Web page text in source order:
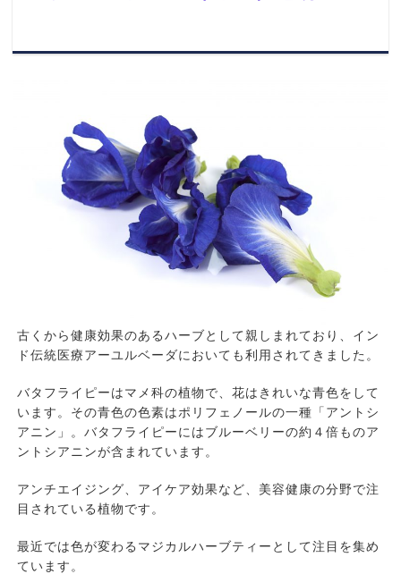
古くから健康効果のあるハーブとして親しまれており、イン
ド伝統医療アーユルベーダにおいても利用されてきました。
バタフライピーはマメ科の植物で、花はきれいな青色をして
います。その青色の色素はポリフェノールの一種「アントシ
アニン」。バタフライピーにはブルーベリーの約４倍ものア
ントシアニンが含まれています。
アンチエイジング、アイケア効果など、美容健康の分野で注
目されている植物です。
最近では色が変わるマジカルハーブティーとして注目を集め
ています。